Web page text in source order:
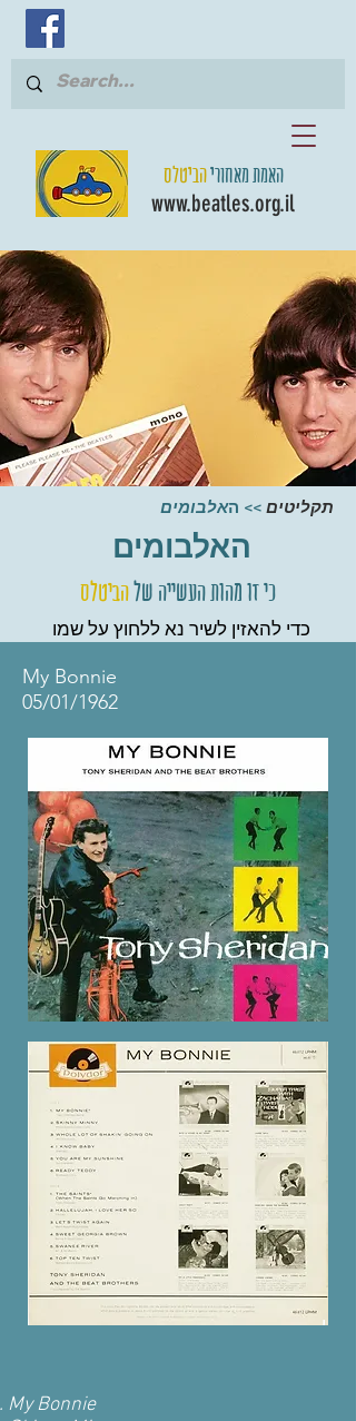
האמת מאחוריהביטלס
www.beatles.org.il
תקליטים >> האלבומים
האלבומים
כי זו מהות העשייה שלהביטלס
כדי להאזין לשיר נא ללחוץ על שמו
My Bonnie
05/01/1962
י
My Bonnie